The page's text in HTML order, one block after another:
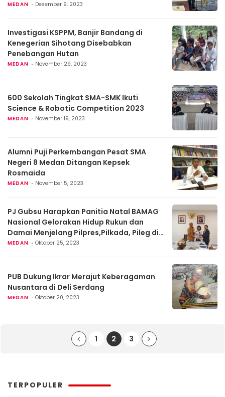
MEDAN Desember 9, 2023
Investigasi KSPPM, Banjir Bandang di
Kenegerian Sihotang Disebabkan
Penebangan Hutan
MEDAN November 29, 2023
600 Sekolah Tingkat SMA-SMK Ikuti
Science & Robotic Competition 2023
MEDAN November 19, 2023
Alumni Puji Perkembangan Pesat SMA
Negeri 8 Medan Ditangan Kepsek
Rosmaida
MEDAN November 5, 2023
PJ Gubsu Harapkan Panitia Natal BAMAG
Nasional Gelorakan Hidup Rukun dan
Damai Menjelang Pilpres,Pilkada, Pileg di
Sumut
MEDAN Oktober 25, 2023
PUB Dukung Ikrar Merajut Keberagaman
Nusantara di Deli Serdang
MEDAN Oktober 20, 2023
1 2 3
TERPOPULER